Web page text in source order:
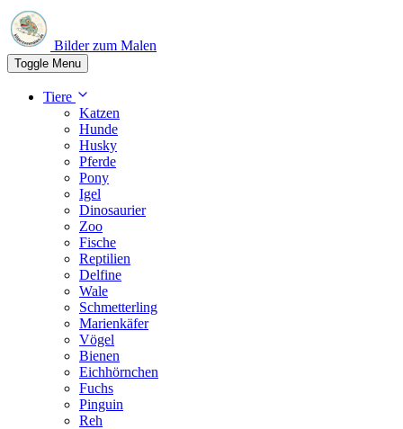
Bilder zum Malen
Toggle Menu
Tiere
Katzen
Hunde
Husky
Pferde
Pony
Igel
Dinosaurier
Zoo
Fische
Reptilien
Delfine
Wale
Schmetterling
Marienkäfer
Vögel
Bienen
Eichhörnchen
Fuchs
Pinguin
Reh